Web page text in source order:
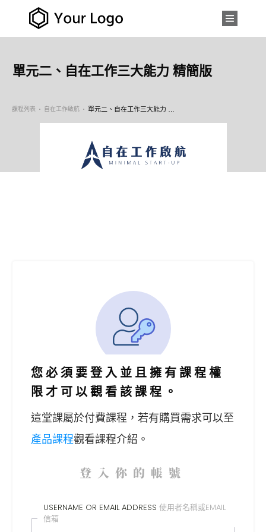
單元二、自在工作三大能力 精簡版
課程列表 自在工作啟航
您必須要登入並且擁有課程權
限才可以觀看該課程。
這堂課屬於付費課程， 若有購買需求可以至
產品課程觀看課程介紹。
登入你的帳號
USERNAME OR EMAIL ADDRESS 使用者名稱或EMAIL
信箱